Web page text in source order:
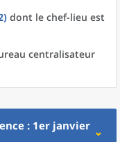
dont le chef-lieu est
centralisateur
: 1er janvier